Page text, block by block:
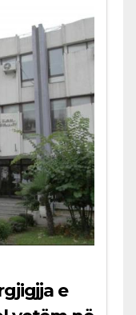
e